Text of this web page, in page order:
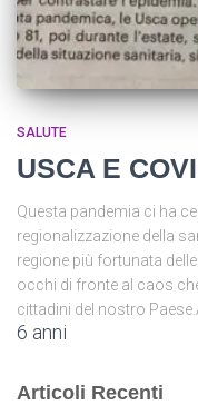
SALUTE
USCA E
Questa pandemia ci ha
regionalizzazione della
regione più fortunata
occhi di fronte al caos
cittadini del nostro
6 anni
Articoli Recenti